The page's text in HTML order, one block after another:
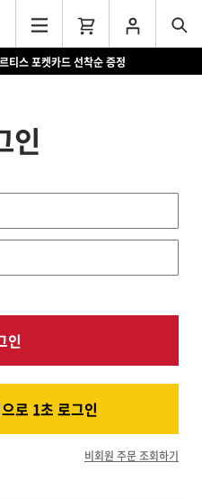
티스 포켓카드 선착순 증정
인
인
로 1초 로그인
비회원 주문 조회하기